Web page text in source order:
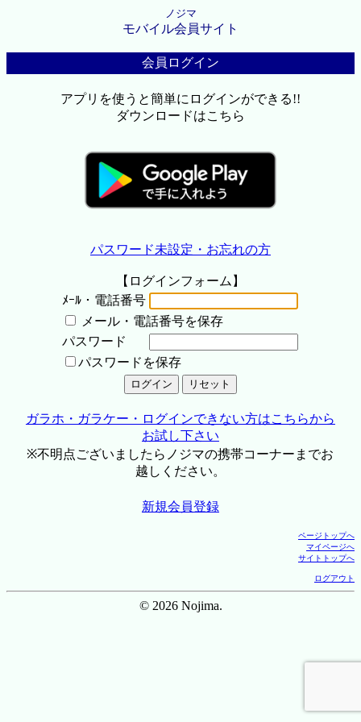
ノジマ
モバイル会員サイト
会員ログイン
アプリを使うと簡単にログインができる!!
ダウンロードはこちら
パスワード未設定・お忘れの方
【ログインフォーム】
ﾒｰﾙ・電話番号
メール・電話番号を保存
パスワード
パスワードを保存
ガラホ・ガラケー・ログインできない方はこちらから
お試し下さい
※不明点ございましたらノジマの携帯コーナーまでお
越しください。
新規会員登録
ページトップへ
マイページへ
サイトトップへ
ログアウト
© 2026 Nojima.